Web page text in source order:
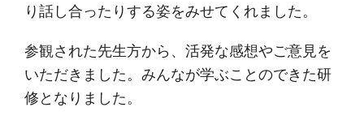
り話し合ったりする姿をみせてくれました。
参観された先生方から、活発な感想やご意見を
いただきました。みんなが学ぶことのできた研
修となりました。